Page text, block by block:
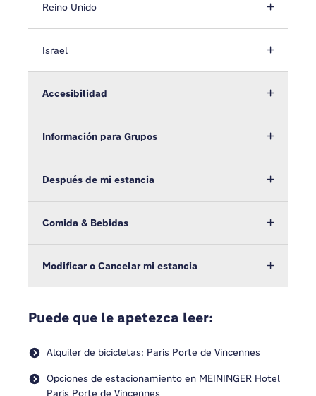
Reino Unido
Israel
Accesibilidad
Información para Grupos
Después de mi estancia
Comida & Bebidas
Modificar o Cancelar mi estancia
Puede que le apetezca leer:
Alquiler de bicicletas: Paris Porte de Vincennes
Opciones de estacionamiento en MEININGER Hotel
Paris Porte de Vincennes